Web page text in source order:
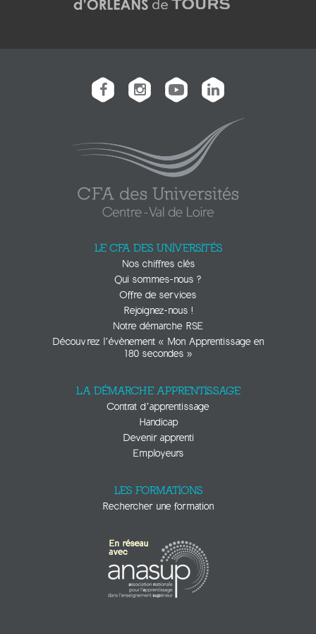
LE CFA DES UNIVERSITÉS
Nos chiffres clés
Qui sommes-nous ?
Offre de services
Rejoignez-nous !
Notre démarche RSE
Découvrez l’évènement « Mon Apprentissage en
180 secondes »
LA DÉMARCHE APPRENTISSAGE
Contrat d’apprentissage
Handicap
Devenir apprenti
Employeurs
LES FORMATIONS
Rechercher une formation